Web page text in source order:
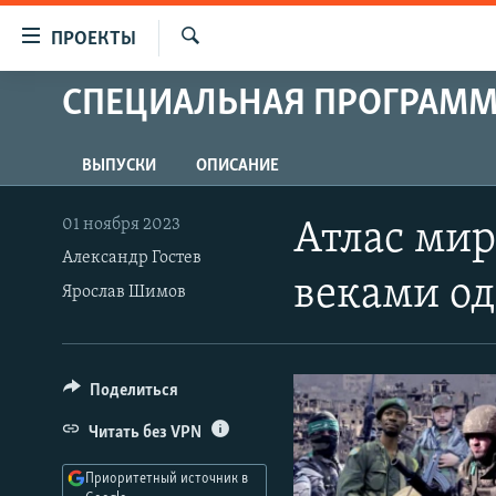
упрощенного
Вернуться
к
основному
содержанию
Вернутся
ПРОЕКТЫ
ПРОГРАММЫ
АВТОРСКИЕ ПРОЕКТЫ
ЦИТАТЫ СВОБОДЫ
МНЕНИЯ
КУЛЬТУРА
IDEL.РЕАЛИИ
КАВКАЗ.РЕАЛИИ
СЕВЕР.РЕАЛИИ
СИБИРЬ.РЕАЛИИ
СПЕЦИАЛЬНАЯ
ВЫПУСКИ ОПИСАНИЕ
Атлас
веками
01 ноября 2023
Александр Гостев
Ярослав Шимов
Поделиться
Читать без VPN
Приоритетный источник в